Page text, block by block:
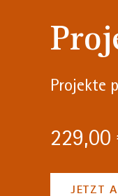
Projekte
229,00
JETZT